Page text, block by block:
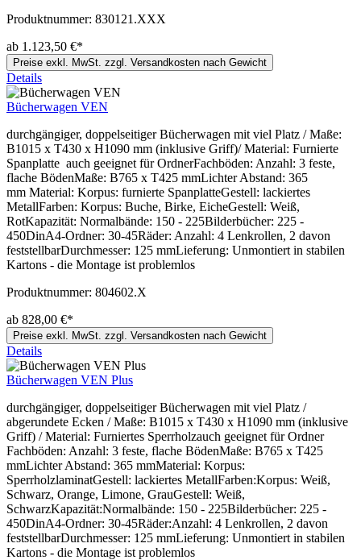
Produktnummer: 830121.XXX
ab 1.123,50 €*
Preise exkl. MwSt. zzgl. Versandkosten nach Gewicht
Details
Bücherwagen VEN
durchgängiger, doppelseitiger Bücherwagen mit viel Platz / Maße:
B1015 x T430 x H1090 mm (inklusive Griff)/ Material: Furnierte
Spanplatte auch geeignet für OrdnerFachböden: Anzahl: 3 feste,
flache BödenMaße: B765 x T425 mmLichter Abstand: 365
mm Material: Korpus: furnierte SpanplatteGestell: lackiertes
MetallFarben: Korpus: Buche, Birke, EicheGestell: Weiß,
RotKapazität: Normalbände: 150 - 225Bilderbücher: 225 -
450DinA4-Ordner: 30-45Räder: Anzahl: 4 Lenkrollen, 2 davon
feststellbarDurchmesser: 125 mmLieferung: Unmontiert in stabilen
Kartons - die Montage ist problemlos
Produktnummer: 804602.X
ab 828,00 €*
Preise exkl. MwSt. zzgl. Versandkosten nach Gewicht
Details
Bücherwagen VEN Plus
durchgängiger, doppelseitiger Bücherwagen mit viel Platz /
abgerundete Ecken / Maße: B1015 x T430 x H1090 mm (inklusive
Griff) / Material: Furniertes Sperrholzauch geeignet für Ordner
Fachböden: Anzahl: 3 feste, flache BödenMaße: B765 x T425
mmLichter Abstand: 365 mmMaterial: Korpus:
SperrholzlaminatGestell: lackiertes MetallFarben:Korpus: Weiß,
Schwarz, Orange, Limone, GrauGestell: Weiß,
SchwarzKapazität:Normalbände: 150 - 225Bilderbücher: 225 -
450DinA4-Ordner: 30-45Räder:Anzahl: 4 Lenkrollen, 2 davon
feststellbarDurchmesser: 125 mmLieferung: Unmontiert in stabilen
Kartons - die Montage ist problemlos